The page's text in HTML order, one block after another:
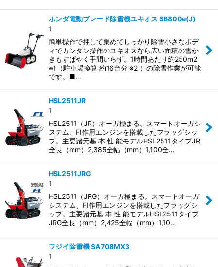
ホンダ電動ブレード除雪機ユキオス SB800e(J)
1
簡単操作で押して集めてしっかり除雪小さなボデ
ィでカンタン操作のユキオスなら広い面積の雪か
きもすばやく手間いらず。1時間あたり約250m2
※1（駐車場換算 約16台分 ※2 ）の除雪作業が可能
です。■…
HSL2511JR
1
HSL2511（JR）オーガ極まる。スマートオーガシ
ステム、FI作用エンジンを搭載したフラッグシッ
プ。主要諸元基 本 性 能モデルHSL2511タイプJR
全長（mm）2,385全幅（mm）1,100全…
HSL2511JRG
1
HSL2511（JRG）オーガ極まる。スマートオーガ
システム、FI作用エンジンを搭載したフラッグシ
ップ。主要諸元基 本 性 能モデルHSL2511タイプ
JRG全長（mm）2,425全幅（mm）1,10…
フジイ除雪機 SA708MX3
1